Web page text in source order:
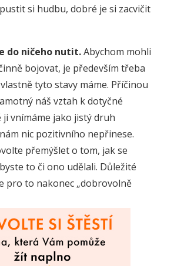
si hudbu, dobré je si zacvičit
do ničeho nutit.Abychom mohli
bojovat, je především třeba
tyto stavy máme. Příčinou
náš vztah k dotyčné
vnímáme jako jistý druh
nic pozitivního nepřinese.
přemýšlet o tom, jak se
to či ono udělali. Důležité
pro to nakonec „dobrovolně